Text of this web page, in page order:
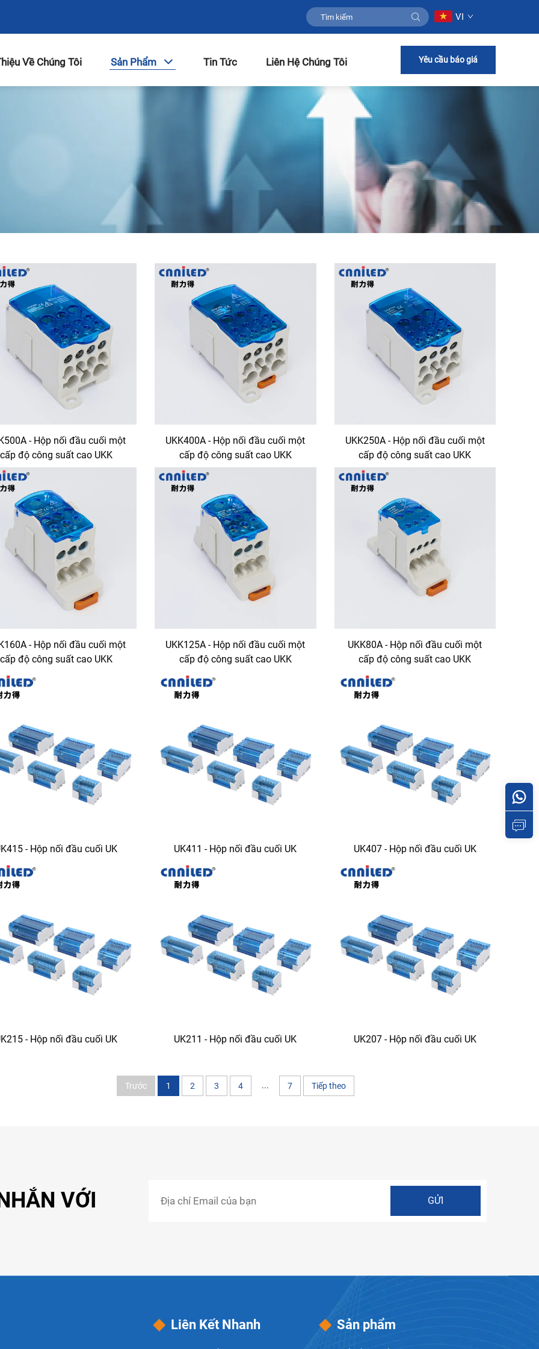
VI
Về Chúng Tôi Sản Phẩm Tin Tức Liên Hệ Chúng Tôi Yêu cầu báo giá
- Hộp nối đầu cuối một
cấp độ công suất cao UKK
UKK400A - Hộp nối đầu cuối một
cấp độ công suất cao UKK
UKK250A - Hộp nối đầu cuối một
cấp độ công suất cao UKK
- Hộp nối đầu cuối một
cấp độ công suất cao UKK
UKK125A - Hộp nối đầu cuối một
cấp độ công suất cao UKK
UKK80A - Hộp nối đầu cuối một
cấp độ công suất cao UKK
- Hộp nối đầu cuối UK UK411 - Hộp nối đầu cuối UK UK407 - Hộp nối đầu cuối UK
- Hộp nối đầu cuối UK UK211 - Hộp nối đầu cuối UK UK207 - Hộp nối đầu cuối UK
Trước 1 2 3 4 ... 7 Tiếp theo
VỚI
Liên Kết Nhanh Sản phẩm